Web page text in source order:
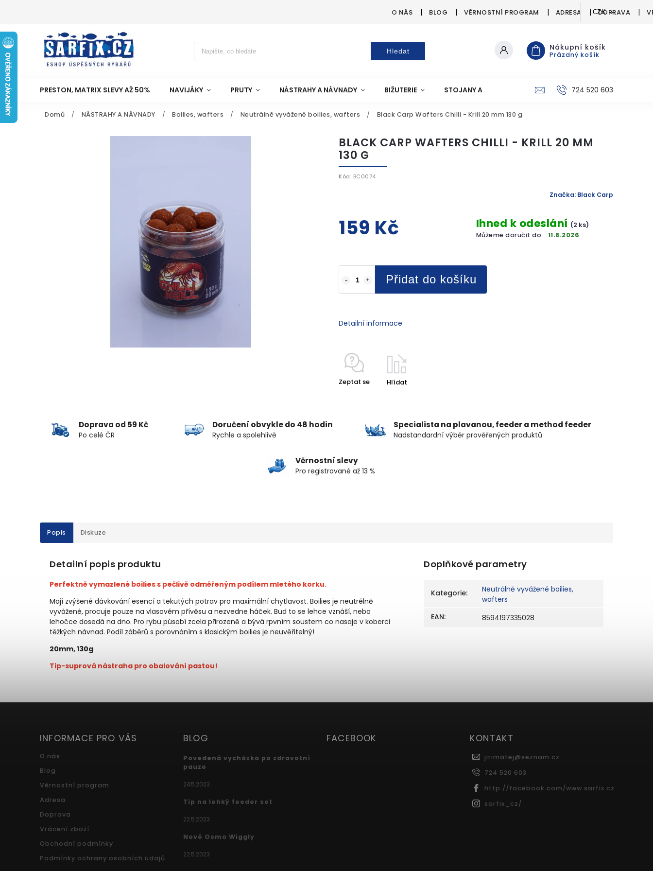
O NÁS BLOG VĚRNOSTNÍ PROGRAM ADRESA DOPRAVA
CZK
Hledat Nákupní košík
Prázdný košík
PRESTON, MATRIX SLEVY AŽ 50% NAVIJÁKY PRUTY NÁSTRAHY A NÁVNADY BIŽUTERIE STOJANY A SIGNALIZÁTORY PÉČE O ÚLOVEK
724 520 603
Domů / NÁSTRAHY A NÁVNADY / Boilies, wafters / Neutrálně vyvážené boilies, wafters / Black Carp Wafters Chilli - Krill 20 mm 130 g
BLACK CARP WAFTERS CHILLI - KRILL 20 MM
130 G
Kód: BC0074
Značka: Black Carp
159 Kč Ihned k odeslání (2 ks)
Můžeme doručit do:
11.8.2026
Přidat do košíku
Detailní informace
Zeptat se Hlídat
Doprava od 59 Kč
Po celé ČR
Doručení obvykle do 48 hodin
Rychle a spolehlivě
Specialista na plavanou, feeder a method feeder
Nadstandardní výběr prověřených produktů
Věrnostní slevy
Pro registrované až 13 %
Popis Diskuze
Detailní popis produktu
Perfektně vymazlené boilies s pečlivě odměřeným podílem mletého korku.
Mají zvýšené dávkování esencí a tekutých potrav pro maximální chytlavost. Boilies je neutrélně
vyvážené, procuje pouze na vlasovém přívěsu a nezvedne háček. Bud to se lehce vznáší, nebo
lehočce dosedá na dno. Pro rybu púsobí zcela přirozeně a bývá rpvním soustem co nasaje v koberci
těžkých návnad. Podíl záběrů s porovnáním s klasickým boilies je neuvěřitelný!
20mm, 130g
Tip-suprová nástraha pro obalování pastou!
Doplňkové parametry
Kategorie:
Neutrálně vyvážené boilies,
wafters
EAN: 8594197335028
INFORMACE PRO VÁS
O nás
Blog
Věrnostní program
Adresa
Doprava
Vrácení zboží
Obchodní podmínky
Podmínky ochrany osobních údajů
BLOG
Povedená vycházka po zdravotní
pauze
24.5.2023
Tip na lehký feeder set
22.5.2023
Nové Osmo Wiggly
22.5.2023
FACEBOOK KONTAKT
jirimatej@seznam.cz
724 520 603
http://facebook.com/www.sarfix.cz
sarfix_cz/